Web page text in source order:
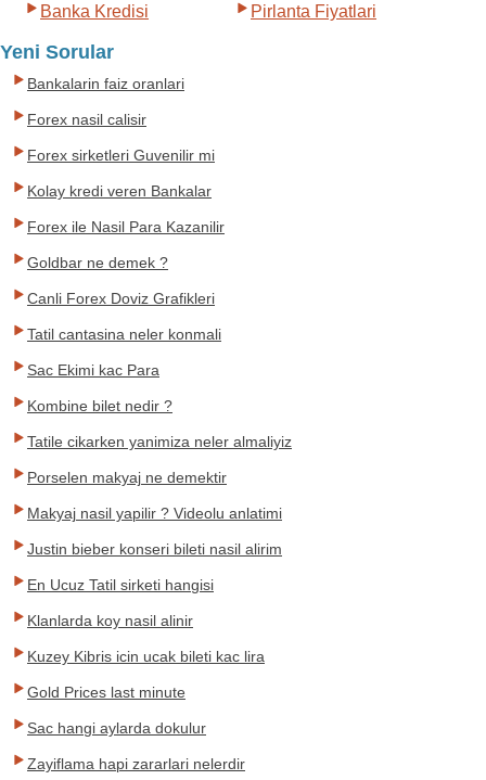
Banka Kredisi
Pirlanta Fiyatlari
Yeni Sorular
Bankalarin faiz oranlari
Forex nasil calisir
Forex sirketleri Guvenilir mi
Kolay kredi veren Bankalar
Forex ile Nasil Para Kazanilir
Goldbar ne demek ?
Canli Forex Doviz Grafikleri
Tatil cantasina neler konmali
Sac Ekimi kac Para
Kombine bilet nedir ?
Tatile cikarken yanimiza neler almaliyiz
Porselen makyaj ne demektir
Makyaj nasil yapilir ? Videolu anlatimi
Justin bieber konseri bileti nasil alirim
En Ucuz Tatil sirketi hangisi
Klanlarda koy nasil alinir
Kuzey Kibris icin ucak bileti kac lira
Gold Prices last minute
Sac hangi aylarda dokulur
Zayiflama hapi zararlari nelerdir